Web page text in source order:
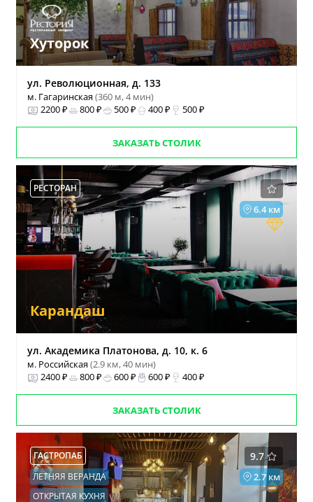
Хуторок
ул. Революционная, д. 133
м. Гагаринская(360 м, 4 мин)
2200 ₽
800 ₽ 500 ₽ 400 ₽ 500 ₽
ЗАКАЗАТЬ СТОЛИК
РЕСТОРАН
6.4 км
Карандаш
ул. Академика Платонова, д. 10, к. 6
м. Российская(2.9 км, 40 мин)
2400 ₽
800 ₽ 600 ₽ 600 ₽ 400 ₽
ЗАКАЗАТЬ СТОЛИК
9.7
ГАСТРОПАБ
2.7 км
ЛЕТНЯЯ ВЕРАНДА
ОТКРЫТАЯ КУХНЯ